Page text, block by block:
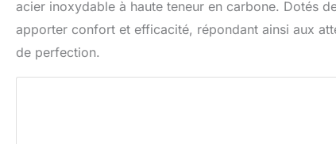
acier inoxydable à haute teneur en carbone. Dotés
apporter confort et efficacité, répondant ainsi aux
de perfection.